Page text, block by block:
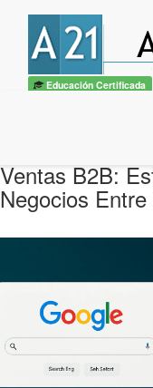
Educación Certificada
Ventas B2B:
Negocios